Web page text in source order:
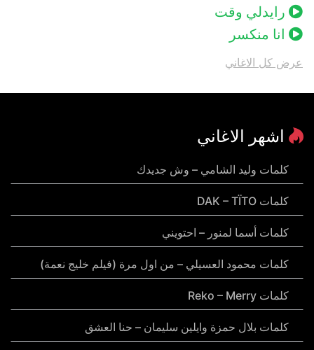
رايدلي وقت
انا منكسر
عرض كل الاغاني
اشهر الاغاني
كلمات وليد الشامي – وش جديدك
كلمات DAK – TÏTO
كلمات أسما لمنور – احتويني
كلمات محمود العسيلي – من اول مرة (فيلم خليج نعمة)
كلمات Reko – Merry
كلمات بلال حمزة وايلين سليمان – حنا العشق